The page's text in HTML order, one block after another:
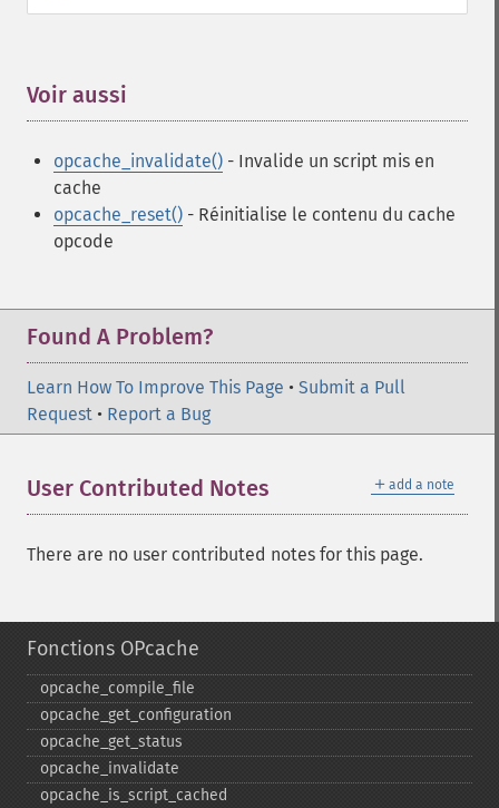
Voir aussi
opcache_invalidate() - Invalide un script mis en
cache
opcache_reset() - Réinitialise le contenu du cache
opcode
Found A Problem?
Learn How To Improve This Page • Submit a Pull
Request • Report a Bug
＋ add a note
User Contributed Notes
There are no user contributed notes for this page.
Fonctions OPcache
opcache_​compile_​file
opcache_​get_​configuration
opcache_​get_​status
opcache_​invalidate
opcache_​is_​script_​cached